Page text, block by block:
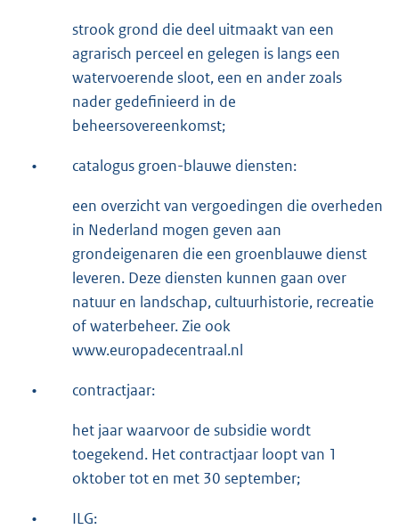
strook grond die deel uitmaakt van een
agrarisch perceel en gelegen is langs een
watervoerende sloot, een en ander zoals
nader gedefinieerd in de
beheersovereenkomst;
• catalogus groen-blauwe diensten:
een overzicht van vergoedingen die overheden
in Nederland mogen geven aan
grondeigenaren die een groenblauwe dienst
leveren. Deze diensten kunnen gaan over
natuur en landschap, cultuurhistorie, recreatie
of waterbeheer. Zie ook
www.europadecentraal.nl
• contractjaar:
het jaar waarvoor de subsidie wordt
toegekend. Het contractjaar loopt van 1
oktober tot en met 30 september;
• ILG: